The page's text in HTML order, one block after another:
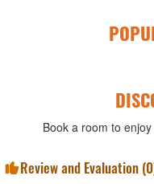
Book a room to
Review and Evaluation (0